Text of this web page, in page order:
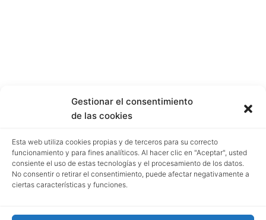
Gestionar el consentimiento
de las cookies
Esta web utiliza cookies propias y de terceros para su correcto
funcionamiento y para fines analíticos. Al hacer clic en "Aceptar", usted
consiente el uso de estas tecnologías y el procesamiento de los datos.
No consentir o retirar el consentimiento, puede afectar negativamente a
ciertas características y funciones.